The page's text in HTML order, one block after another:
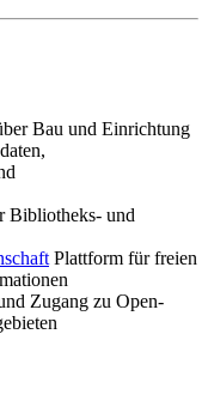
Bau und Einrichtung
Bibliotheks- und
Plattform für freien
Zugang zu Open-